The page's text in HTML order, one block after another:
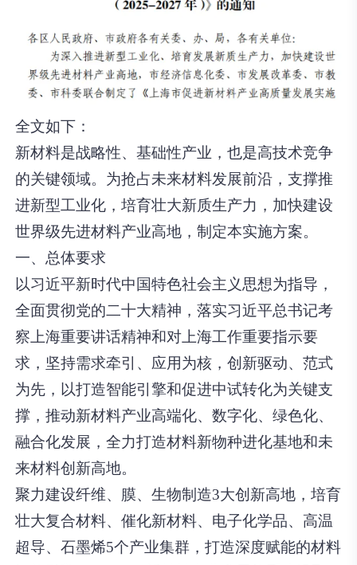
全文如下：
新材料是战略性、基础性产业，也是高技术竞争
的关键领域。为抢占未来材料发展前沿，支撑推
进新型工业化，培育壮大新质生产力，加快建设
世界级先进材料产业高地，制定本实施方案。
一、总体要求
以习近平新时代中国特色社会主义思想为指导，
全面贯彻党的二十大精神，落实习近平总书记考
察上海重要讲话精神和对上海工作重要指示要
求，坚持需求牵引、应用为核，创新驱动、范式
为先，以打造智能引擎和促进中试转化为关键支
撑，推动新材料产业高端化、数字化、绿色化、
融合化发展，全力打造材料新物种进化基地和未
来材料创新高地。
聚力建设纤维、膜、生物制造3大创新高地，培育
壮大复合材料、催化新材料、电子化学品、高温
超导、石墨烯5个产业集群，打造深度赋能的材料